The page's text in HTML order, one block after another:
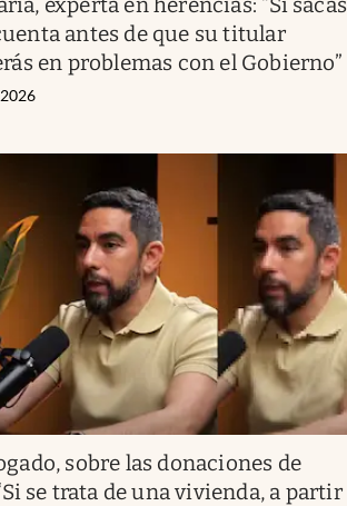
experta en herencias: “Si sacas
antes de que su titular
en problemas con el Gobierno”
sobre las donaciones de
se trata de una vivienda, a partir